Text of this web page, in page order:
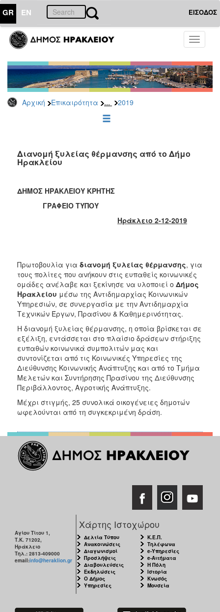
GR EN ΕΙΣΟΔΟΣ
Toggle
Αρχική Επικαιρότητα ... 2019
ΕΠΙΚΑΙΡΟΤΗΤΑ
Τύπου
Αρχείο
2026
2025
2022
2021
2019
2018
2013
2012
2011
2010
2006
ΔΗΜΟΤΗΣ
ΕΠΙΣΚΕΠΤΗΣ
Διανομή ξυλείας θέρμανσης από το Δήμο
Ηρακλείου
ΔΗΜΟΣ ΗΡΑΚΛΕΙΟΥ ΚΡΗΤΗΣ
ΓΡΑΦΕΙΟ ΤΥΠΟΥ
Ηράκλειο 2-12-2019
Πρωτοβουλία για διανομή ξυλείας θέρμανσης, για
τους πολίτες που ανήκουν στις ευπαθείς κοινωνικές
ομάδες ανέλαβε και ξεκίνησε να υλοποιεί ο Δήμος
Ηρακλείου μέσω της Αντιδημαρχίας Κοινωνικών
Υπηρεσιών, σε συνεργασία με την Αντιδημαρχία
Τεχνικών Έργων, Πρασίνου & Καθημερινότητας.
Η διανομή ξυλείας θέρμανσης, η οποία βρίσκεται σε
εξέλιξη, εντάσσεται στο πλαίσιο δράσεων στήριξης
ευπαθών κοινωνικά συμπολιτών μας και
συντονίζεται από τις Κοινωνικές Υπηρεσίες της
Διεύθυνσης Κοινωνικής Ανάπτυξης και από το Τμήμα
Μελετών και Συντήρησης Πρασίνου της Διεύθυνσης
Περιβάλλοντος, Αγροτικής Ανάπτυξης.
Μέχρι στιγμής, 25 συνολικά οικογένειες δημοτών
ωφελούνται από τη συγκεκριμένη δράση.
Αγίου Τίτου 1,
Τ.Κ. 71202,
Ηράκλειο
Τηλ.: 2813-409000
email:info@heraklion.gr
Χάρτης Ιστοχώρου
Δελτία Τύπου
Ανακοινώσεις
Διαγωνισμοί
Προσλήψεις
Διαβουλεύσεις
Εκδηλώσεις
Ο Δήμος
Υπηρεσίες
Κ.Ε.Π.
Τηλέφωνα
e-Υπηρεσίες
e-Αιτήματα
Η Πόλη
Ιστορία
Κνωσός
Μουσεία